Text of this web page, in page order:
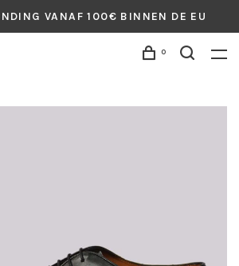
VANAF 100€ BINNEN DE EU
0